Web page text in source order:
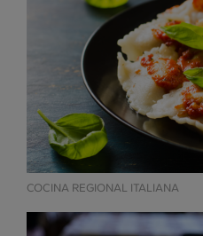
COCINA REGIONAL ITALIANA